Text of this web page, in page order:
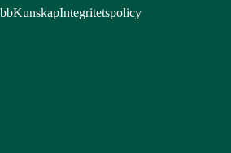
KunskapIntegritetspolicy